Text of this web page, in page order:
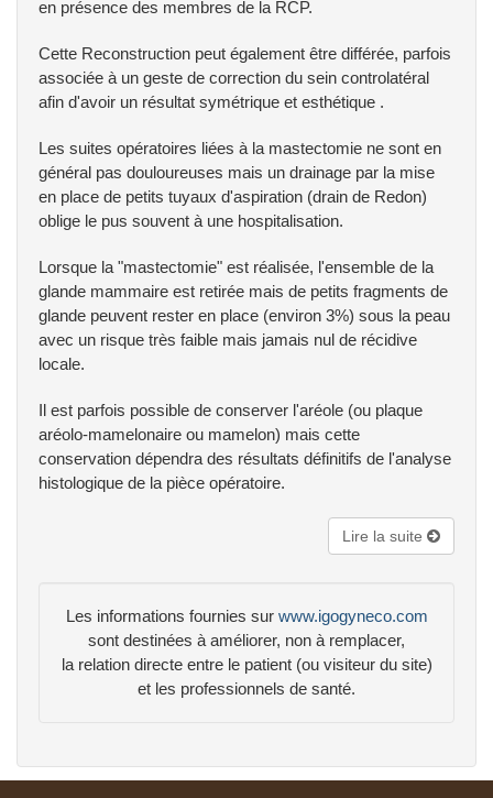
en présence des membres de la RCP.
Cette Reconstruction peut également être différée, parfois
associée à un geste de correction du sein controlatéral
afin d'avoir un résultat symétrique et esthétique .
Les suites opératoires liées à la mastectomie ne sont en
général pas douloureuses mais un drainage par la mise
en place de petits tuyaux d'aspiration (drain de Redon)
oblige le pus souvent à une hospitalisation.
Lorsque la "mastectomie" est réalisée, l'ensemble de la
glande mammaire est retirée mais de petits fragments de
glande peuvent rester en place (environ 3%) sous la peau
avec un risque très faible mais jamais nul de récidive
locale.
Il est parfois possible de conserver l'aréole (ou plaque
aréolo-mamelonaire ou mamelon) mais cette
conservation dépendra des résultats définitifs de l'analyse
histologique de la pièce opératoire.
Lire la suite
Les informations fournies sur www.igogyneco.com
sont destinées à améliorer, non à remplacer,
la relation directe entre le patient (ou visiteur du site)
et les professionnels de santé.